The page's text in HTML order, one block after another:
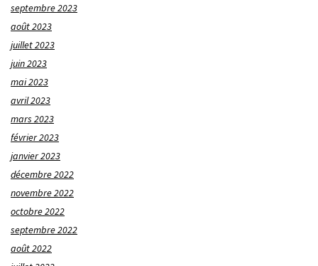
septembre 2023
août 2023
juillet 2023
juin 2023
mai 2023
avril 2023
mars 2023
février 2023
janvier 2023
décembre 2022
novembre 2022
octobre 2022
septembre 2022
août 2022